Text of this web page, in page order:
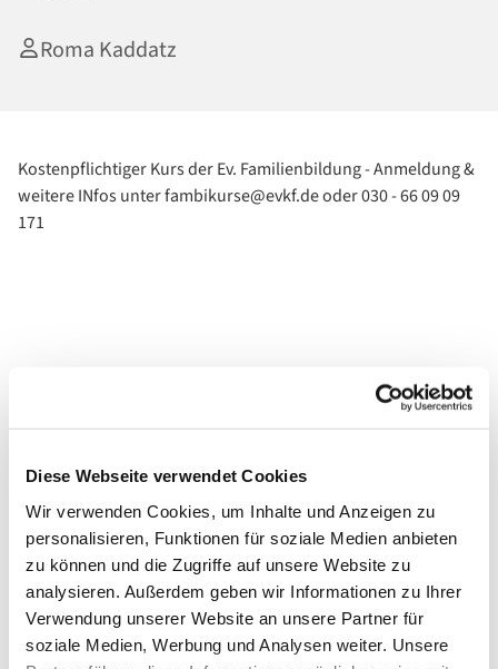
Diese Webseite verwendet Cookies
Wir verwenden Cookies, um Inhalte und Anzeigen zu
personalisieren, Funktionen für soziale Medien anbieten
zu können und die Zugriffe auf unsere Website zu
analysieren. Außerdem geben wir Informationen zu Ihrer
Verwendung unserer Website an unsere Partner für
soziale Medien, Werbung und Analysen weiter. Unsere
Roma Kaddatz
Kostenpflichtiger Kurs der Ev. Familienbildung - Anmeldung &
weitere INfos unter fambikurse@evkf.de oder 030 - 66 09 09
171